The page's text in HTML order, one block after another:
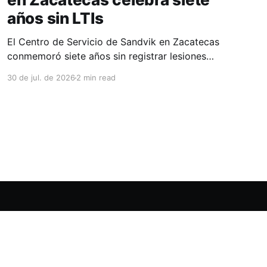
años sin LTIs
El Centro de Servicio de Sandvik en Zacatecas
conmemoró siete años sin registrar lesiones
la consolidación de una cultura de seguridad
30 de jul. de 20262 min read